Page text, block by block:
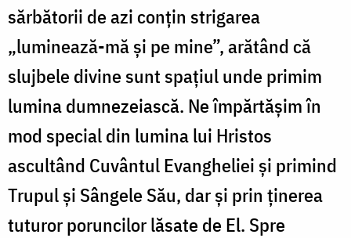
sărbătorii de azi conțin strigarea
„luminează-mă și pe mine”, arătând că
slujbele divine sunt spațiul unde primim
lumina dumnezeiască. Ne împărtășim în
mod special din lumina lui Hristos
ascultând Cuvântul Evangheliei și primind
Trupul și Sângele Său, dar și prin ținerea
tuturor poruncilor lăsate de El. Spre